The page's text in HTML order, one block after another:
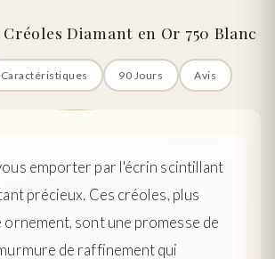
Diamant en Or 750 Blanc
Caractéristiques 90 Jours Avis
emporter par l'écrin scintillant
précieux. Ces créoles, plus
ornement, sont une promesse de
de raffinement qui